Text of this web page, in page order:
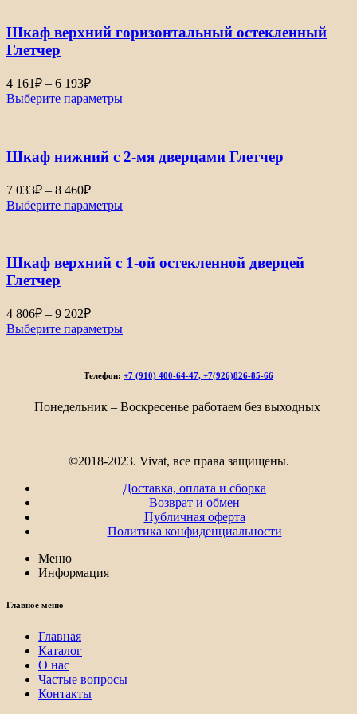
6
Шкаф верхний горизонтальный остекленный
Глетчер
4 161₽ – 6 193₽Диапазон
цен:
4
6
Выберите параметры
Шкаф нижний с 2-мя дверцами Глетчер
7 033₽ – 8 460₽Диапазон
цен:
7
8
Выберите параметры
Шкаф верхний с 1-ой остекленной дверцей
Глетчер
4 806₽ – 9 202₽Диапазон
цен:
4
202₽
Выберите параметры
Телефон: +7 (910) 400-64-47, +7(926)826-85-66
Понедельник – Воскресенье работаем без выходных
©2018-2023. Vivat, все права защищены.
Доставка, оплата и сборка
Возврат и обмен
Публичная оферта
Политика конфиденциальности
Меню
Информация
Главное меню
Главная
Каталог
О нас
Частые вопросы
Контакты